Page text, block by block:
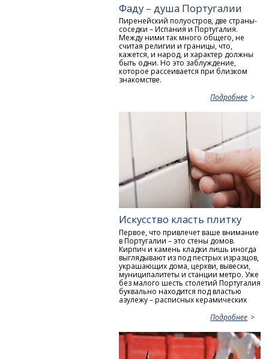
Фаду – душа Португалии
Пиренейский полуостров, две страны-
соседки – Испания и Португалия.
Между ними так много общего, не
считая религии и границы, что,
кажется, и народ, и характер должны
быть одни. Но это заблуждение,
которое рассеивается при близком
знакомстве.
Подробнее
Искусство класть плитку
Первое, что привлечет ваше внимание
в Португалии – это стены домов.
Кирпич и камень кладки лишь иногда
выглядывают из под пестрых изразцов,
украшающих дома, церкви, вывески,
муниципалитеты и станции метро. Уже
без малого шесть столетий Португалия
буквально находится под властью
азулежу – расписных керамических
Подробнее